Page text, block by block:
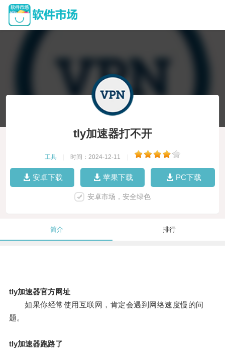
tly加速器打不开
工具 时间：2024-12-11
安卓下载 苹果下载 PC下载
安卓市场，安全绿色
简介 排行
tly加速器官方网址
如果你经常使用互联网，肯定会遇到网络速度慢的问
题。
tly加速器跑路了